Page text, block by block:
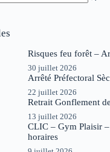
Risques feu forêt –
30 juillet 2026
Arrêté Préfectoral
22 juillet 2026
Retrait Gonflement
13 juillet 2026
CLIC – Gym Plaisir
horaires